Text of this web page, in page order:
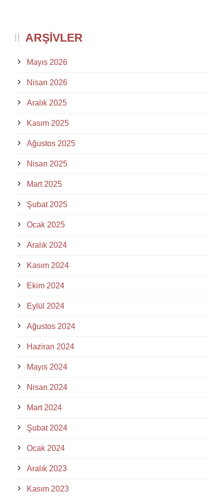
ARŞIVLER
Mayıs 2026
Nisan 2026
Aralık 2025
Kasım 2025
Ağustos 2025
Nisan 2025
Mart 2025
Şubat 2025
Ocak 2025
Aralık 2024
Kasım 2024
Ekim 2024
Eylül 2024
Ağustos 2024
Haziran 2024
Mayıs 2024
Nisan 2024
Mart 2024
Şubat 2024
Ocak 2024
Aralık 2023
Kasım 2023